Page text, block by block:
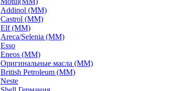
Addinol (ММ)
Castrol (ММ)
Elf (ММ)
Areca/Selenia (ММ)
Esso
Eneos (ММ)
Оригинальные масла (ММ)
British Petroleum (ММ)
Neste